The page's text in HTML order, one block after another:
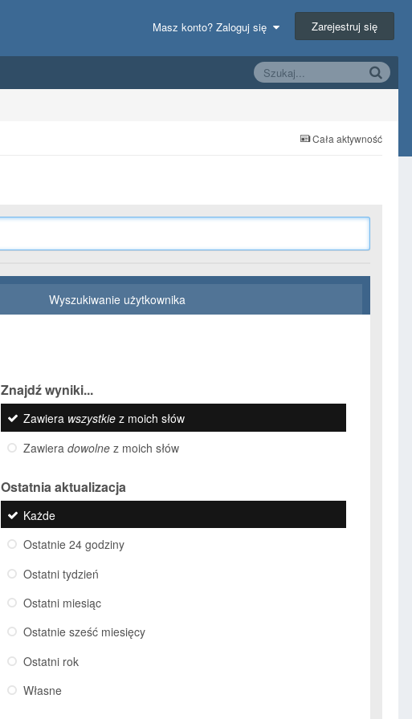
Masz konto? Zaloguj się Zarejestruj się
Cała aktywność
Wyszukiwanie użytkownika
Znajdź wyniki...
Zawiera wszystkiez moich słów
Zawiera dowolnez moich słów
Ostatnia aktualizacja
Każde
Ostatnie 24 godziny
Ostatni tydzień
Ostatni miesiąc
Ostatnie sześć miesięcy
Ostatni rok
Własne